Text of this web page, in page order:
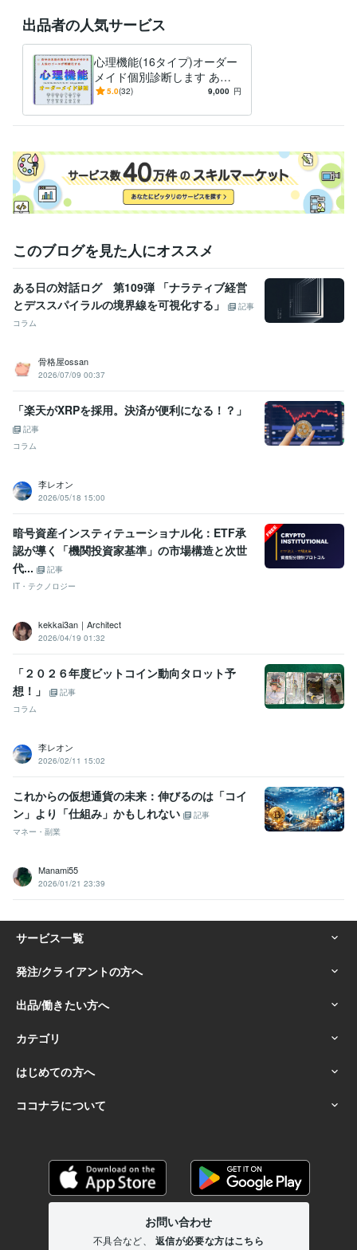
出品者の人気サービス
心理機能(16タイプ)オーダー
メイド個別診断します あな
たの性質、特性を才能、強み
5.0(32) 9,000 円
このブログを見た人にオススメ
ある日の対話ログ 第109弾 「ナラティブ経営
とデススパイラルの境界線を可視化する」
記事
コラム
骨格屋ossan
2026/07/09 00:37
「楽天がXRPを採用。決済が便利になる！？」
記事
コラム
李レオン
2026/05/18 15:00
暗号資産インスティテューショナル化：ETF承
認が導く「機関投資家基準」の市場構造と次世
代...
記事
IT・テクノロジー
kekkai3an｜Architect
2026/04/19 01:32
「２０２６年度ビットコイン動向タロット予
想！」
記事
コラム
李レオン
2026/02/11 15:02
これからの仮想通貨の未来：伸びるのは「コイ
ン」より「仕組み」かもしれない
記事
マネー・副業
Manami55
2026/01/21 23:39